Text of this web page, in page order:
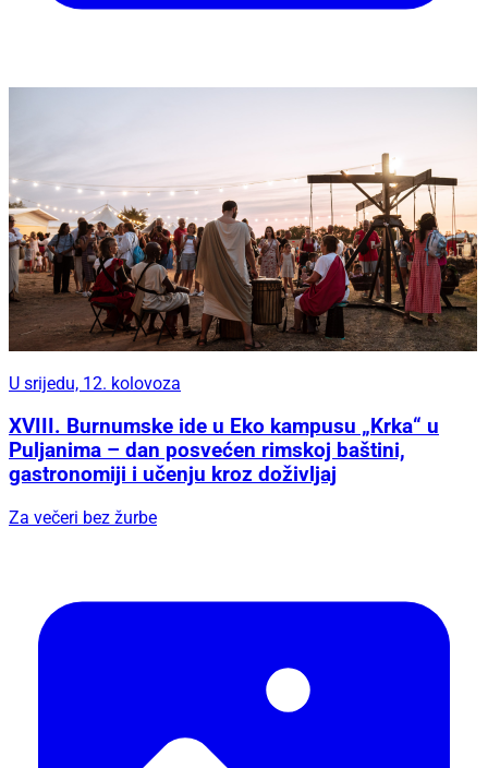
U srijedu, 12. kolovoza
XVIII. Burnumske ide u Eko kampusu „Krka“ u
Puljanima – dan posvećen rimskoj baštini,
gastronomiji i učenju kroz doživljaj
Za večeri bez žurbe